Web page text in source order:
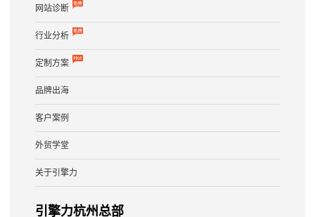
网站诊断
行业分析
定制方案
品牌出海
客户案例
外贸学堂
关于引擎力
引擎力杭州总部